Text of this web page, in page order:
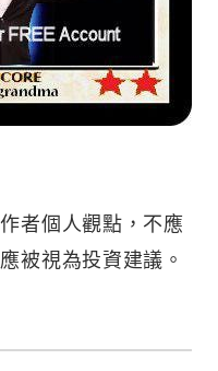
者個人觀點，不應
被視為投資建議。